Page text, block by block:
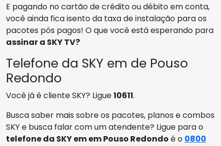
E pagando no cartão de crédito ou débito em conta,
você ainda fica isento da taxa de instalação para os
pacotes pós pagos! O que você está esperando para
assinar a SKY TV?
Telefone da SKY em de Pouso
Redondo
Você já é cliente SKY? Ligue10611.
Busca saber mais sobre os pacotes, planos e combos
SKY e busca falar com um atendente? Ligue para o
telefone da SKY em em Pouso Redondo é o 0800